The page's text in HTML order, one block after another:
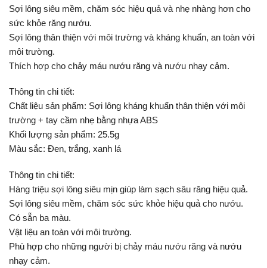
Sợi lông siêu mềm, chăm sóc hiệu quả và nhẹ nhàng hơn cho
sức khỏe răng nướu.
Sợi lông thân thiện với môi trường và kháng khuẩn, an toàn với
môi trường.
Thích hợp cho chảy máu nướu răng và nướu nhạy cảm.
Thông tin chi tiết:
Chất liệu sản phẩm: Sợi lông kháng khuẩn thân thiện với môi
trường + tay cầm nhẹ bằng nhựa ABS
Khối lượng sản phẩm: 25.5g
Màu sắc: Đen, trắng, xanh lá
Thông tin chi tiết:
Hàng triệu sợi lông siêu mịn giúp làm sạch sâu răng hiệu quả.
Sợi lông siêu mềm, chăm sóc sức khỏe hiệu quả cho nướu.
Có sẵn ba màu.
Vật liệu an toàn với môi trường.
Phù hợp cho những người bị chảy máu nướu răng và nướu
nhạy cảm.